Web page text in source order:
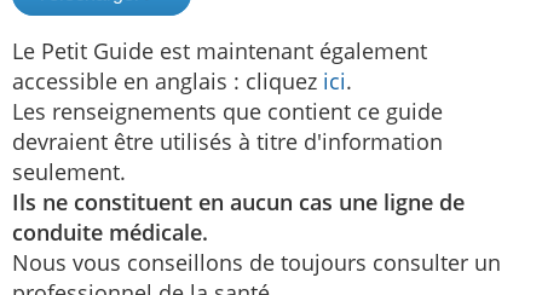
Le Petit Guide est maintenant également
accessible en anglais : cliquez ici.
Les renseignements que contient ce guide
devraient être utilisés à titre d'information
seulement.
Ils ne constituent en aucun cas une ligne de
conduite médicale.
Nous vous conseillons de toujours consulter un